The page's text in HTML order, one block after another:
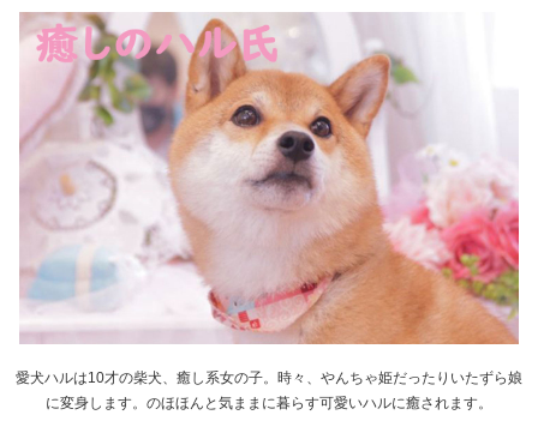
愛犬ハルは10才の柴犬、癒し系女の子。時々、やんちゃ姫だったりいたずら娘
に変身します。のほほんと気ままに暮らす可愛いハルに癒されます。